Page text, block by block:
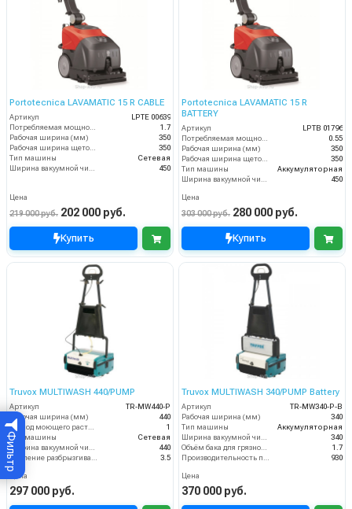
Фильтр
Portotecnica LAVAMATIC 15 R CABLE
Артикул
LPTE 00639
Потребляемая мощность (кВт)
1.7
Рабочая ширина (мм)
350
Рабочая ширина щеток (мм)
350
Тип машины
Сетевая
Ширина вакуумной чистки (мм)
450
Цена
219 000 руб. 202 000 руб.
Купить
Portotecnica LAVAMATIC 15 R
BATTERY
Артикул
LPTB 01796
Потребляемая мощность (кВт)
0.55
Рабочая ширина (мм)
350
Рабочая ширина щеток (мм)
350
Тип машины
Аккумуляторная
Ширина вакуумной чистки (мм)
450
Цена
303 000 руб. 280 000 руб.
Купить
Truvox MULTIWASH 440/PUMP
Артикул
TR-MW440-P
Рабочая ширина (мм)
440
1
Тип машины
Сетевая
440
3.5
Цена
297 000 руб.
Truvox MULTIWASH 340/PUMP Battery
Артикул
TR-MW340-P-B
Рабочая ширина (мм)
340
Тип машины
Аккумуляторная
340
1.7
930
Цена
370 000 руб.